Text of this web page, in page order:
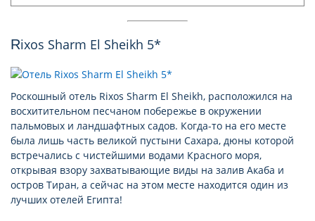
Rixos Sharm El Sheikh 5*
Роскошный отель Rixos Sharm El Sheikh, расположился на
восхитительном песчаном побережье в окружении
пальмовых и ландшафтных садов. Когда-то на его месте
была лишь часть великой пустыни Сахара, дюны которой
встречались с чистейшими водами Красного моря,
открывая взору захватывающие виды на залив Акаба и
остров Тиран, а сейчас на этом месте находится один из
лучших отелей Египта!